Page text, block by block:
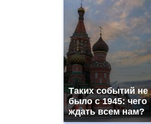
Таких событий не
было с 1945: чего
ждать всем нам?